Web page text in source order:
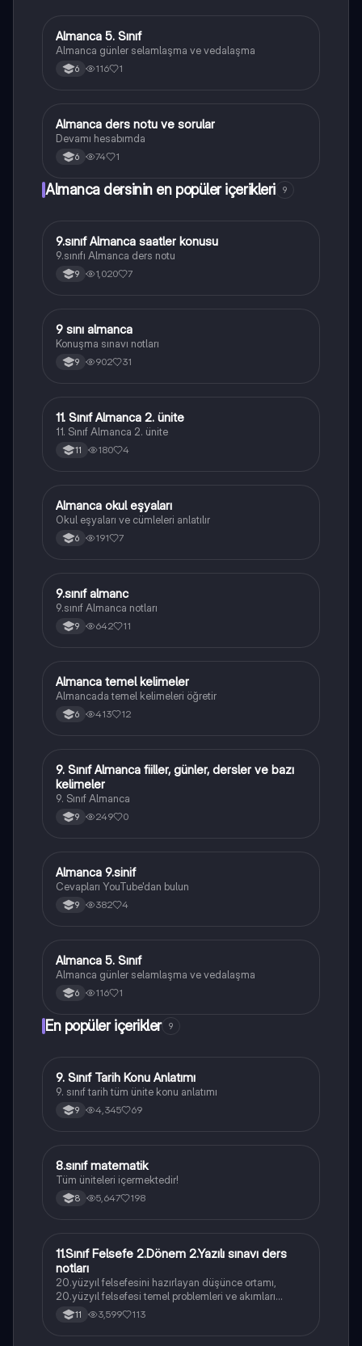
Almanca
Almanca 5. Sınıf
Almanca günler selamlaşma ve vedalaşma
6 116 1
Almanca
Almanca ders notu ve sorular
Devamı hesabımda
6 74 1
Almanca dersinin en popüler içerikleri 9
Almanca
9.sınıf Almanca saatler konusu
9.sınıfı Almanca ders notu
9 1,020 7
Almanca
9 sını almanca
Konuşma sınavı notları
9 902 31
Almanca
11. Sınıf Almanca 2. ünite
11. Sınıf Almanca 2. ünite
11 180 4
Almanca
Almanca okul eşyaları
Okul eşyaları ve cümleleri anlatılır
6 191 7
Almanca
9.sınıf almanc
9.sınıf Almanca notları
9 642 11
Almanca
Almanca temel kelimeler
Almancada temel kelimeleri öğretir
6 413 12
Almanca
9. Sınıf Almanca fiiller, günler, dersler ve bazı
kelimeler
9. Sınıf Almanca
9 249 0
Almanca
Almanca 9.sinif
Cevapları YouTube'dan bulun
9 382 4
Almanca
Almanca 5. Sınıf
Almanca günler selamlaşma ve vedalaşma
6 116 1
En popüler içerikler 9
Tarih
9. Sınıf Tarih Konu Anlatımı
9. sınıf tarih tüm ünite konu anlatımı
9 4,345 69
Matematik
8.sınıf matematik
Tüm üniteleri içermektedir!
8 5,647 198
Felsefe
11.Sınıf Felsefe 2.Dönem 2.Yazılı sınavı ders
notları
20.yüzyıl felsefesini hazırlayan düşünce ortamı,
20.yüzyıl felsefesi temel problemleri ve akımları
konularını içermektedir
11 3,599 113